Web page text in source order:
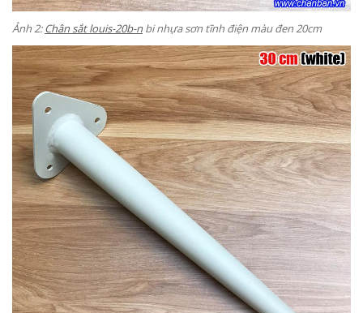
Ảnh 2:Chân sắt louis-20b-n bi nhựa sơn tĩnh điện màu đen 20cm